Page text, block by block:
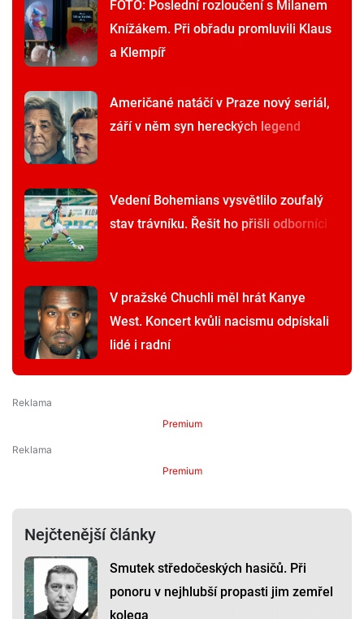
FOTO: Poslední rozloučení s Milanem
Knížákem. Při obřadu promluvili Klaus
a Klempíř
Američané natáčí v Praze nový seriál,
září v něm syn hereckých legend
Vedení Bohemians vysvětlilo zoufalý
stav trávníku. Řešit ho přišli odborníci
V pražské Chuchli měl hrát Kanye
West. Koncert kvůli nacismu odpískali
lidé i radní
Premium
Premium
Nejčtenější články
Smutek středočeských hasičů. Při
ponoru v nejhlubší propasti jim zemřel
kolega